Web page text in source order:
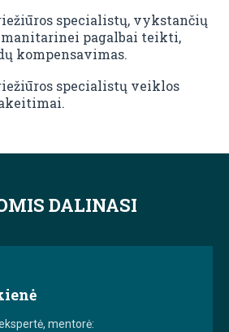
specialistų, vykstančių
pagalbai teikti,
kompensavimas.
specialistų veiklos
DALINASI
mentorė: